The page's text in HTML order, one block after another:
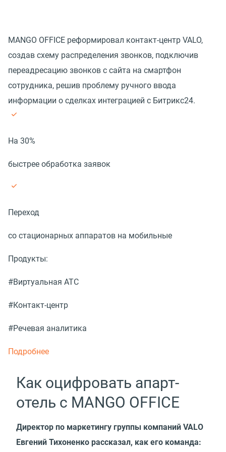
MANGO OFFICE реформировал контакт-центр VALO,
создав схему распределения звонков, подключив
переадресацию звонков с сайта на смартфон
сотрудника, решив проблему ручного ввода
информации о сделках интеграцией с Битрикс24.
На 30%
быстрее обработка заявок
Переход
со стационарных аппаратов на мобильные
Продукты:
#Виртуальная АТС
#Контакт-центр
#Речевая аналитика
Подробнее
Как оцифровать апарт-
отель с MANGO OFFICE
Директор по маркетингу группы компаний VALO
Евгений Тихоненко рассказал, как его команда: